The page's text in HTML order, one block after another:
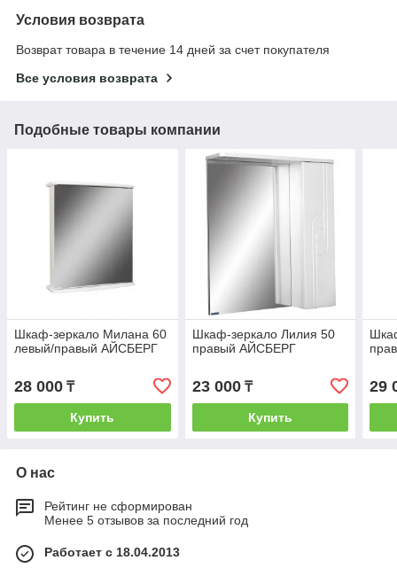
Условия возврата
Возврат товара в течение 14 дней за счет покупателя
Все условия возврата
Подобные товары компании
Шкаф-зеркало Милана 60
левый/правый АЙСБЕРГ
28 000 ₸
Купить
Шкаф-зеркало Лилия 50
правый АЙСБЕРГ
23 000₸
Купить
29
О нас
Рейтинг не сформирован
Менее 5 отзывов за последний год
Работает с 18.04.2013